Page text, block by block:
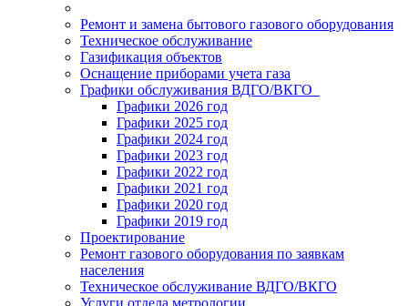
Ремонт и замена бытового газового оборудования
Техническое обслуживание
Газификация объектов
Оснащение приборами учета газа
Графики обслуживания ВДГО/ВКГО
Графики 2026 год
Графики 2025 год
Графики 2024 год
Графики 2023 год
Графики 2022 год
Графики 2021 год
Графики 2020 год
Графики 2019 год
Проектирование
Ремонт газового оборудования по заявкам
населения
Техническое обслуживание ВДГО/ВКГО
Услуги отдела метрологии